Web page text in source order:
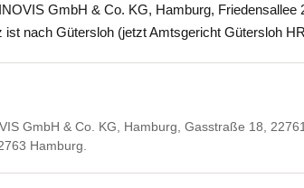
GmbH & Co. KG, Hamburg, Friedensallee
ist nach Gütersloh (jetzt Amtsgericht Gütersloh
GmbH & Co. KG, Hamburg, Gasstraße 18,
Hamburg.